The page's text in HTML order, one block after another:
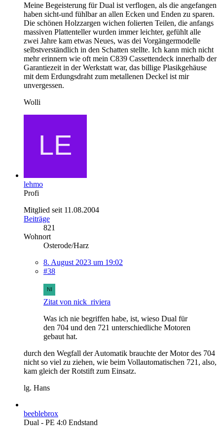
Meine Begeisterung für Dual ist verflogen, als die angefangen
haben sicht-und fühlbar an allen Ecken und Enden zu sparen.
Die schönen Holzzargen wichen folierten Teilen, die anfangs
massiven Plattenteller wurden immer leichter, gefühlt alle
zwei Jahre kam etwas Neues, was dei Vorgängermodelle
selbstverständlich in den Schatten stellte. Ich kann mich nicht
mehr erinnern wie oft mein C839 Cassettendeck innerhalb der
Garantiezeit in der Werkstatt war, das billige Plasikgehäuse
mit dem Erdungsdraht zum metallenen Deckel ist mir
unvergessen.
Wolli
lehmo
Profi
Mitglied seit 11.08.2004
Beiträge
821
Wohnort
Osterode/Harz
8. August 2023 um 19:02
#38
Zitat von nick_riviera
Was ich nie begriffen habe, ist, wieso Dual für
den 704 und den 721 unterschiedliche Motoren
gebaut hat.
durch den Wegfall der Automatik brauchte der Motor des 704
nicht so viel zu ziehen, wie beim Vollautomatischen 721, also,
kam gleich der Rotstift zum Einsatz.
lg. Hans
beeblebrox
Dual - PE 4:0 Endstand